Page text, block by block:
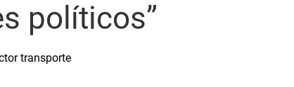
políticos”
transporte